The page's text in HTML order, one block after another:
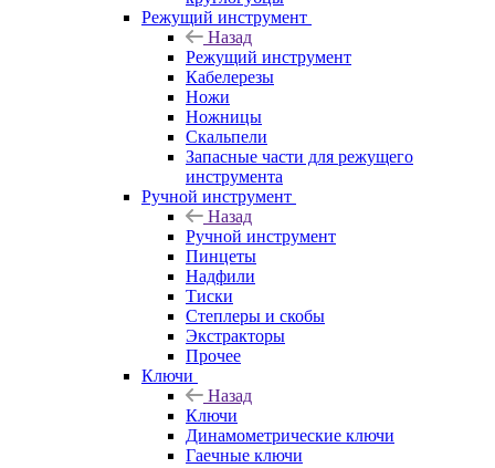
Режущий инструмент
Назад
Режущий инструмент
Кабелерезы
Ножи
Ножницы
Скальпели
Запасные части для режущего
инструмента
Ручной инструмент
Назад
Ручной инструмент
Пинцеты
Надфили
Тиски
Степлеры и скобы
Экстракторы
Прочее
Ключи
Назад
Ключи
Динамометрические ключи
Гаечные ключи